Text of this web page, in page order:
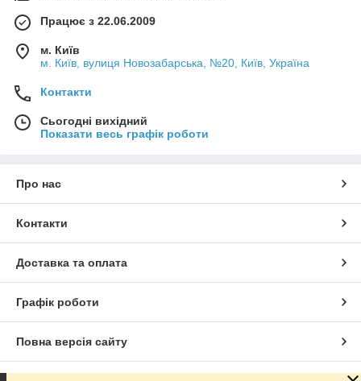
Працює з 22.06.2009
м. Київ
м. Київ, вулиця Новозабарська, №20, Київ, Україна
Контакти
Сьогодні вихідний
Показати весь графік роботи
Про нас
Контакти
Доставка та оплата
Графік роботи
Повна версія сайту